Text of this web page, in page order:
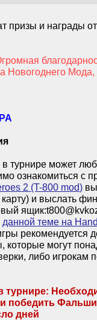
призы и награды
Новогоднего Мода,
в турнире может
ознакомиться с
2 (T-800 mod)
и выслать
данной теме на
рекомендуется
могут
либо игрокам
турнире:
победить
дней